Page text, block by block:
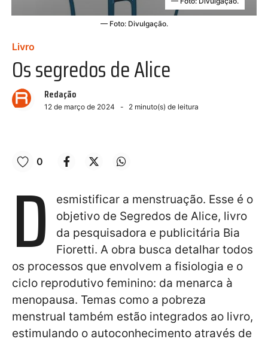
— Foto: Divulgação.
Livro
Os segredos de Alice
Redação
12 de março de 2024 2 minuto(s) de leitura
0
D
esmistificar a menstruação. Esse é o
objetivo de Segredos de Alice, livro
da pesquisadora e publicitária Bia
Fioretti. A obra busca detalhar todos
os processos que envolvem a fisiologia e o
ciclo reprodutivo feminino: da menarca à
menopausa. Temas como a pobreza
menstrual também estão integrados ao livro,
estimulando o autoconhecimento através de